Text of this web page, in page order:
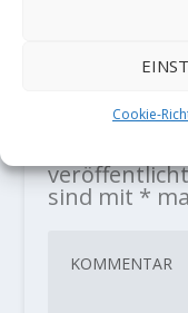
Cookie-
sind mit *